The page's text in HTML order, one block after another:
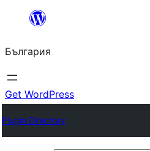
България
Get WordPress
Plugin Directory